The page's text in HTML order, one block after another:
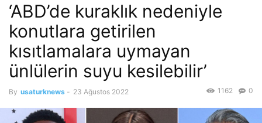
‘ABD’de kuraklık nedeniyle
konutlara getirilen
kısıtlamalara uymayan
ünlülerin suyu kesilebilir’
By usaturknews - 23 Ağustos 2022 0
1162